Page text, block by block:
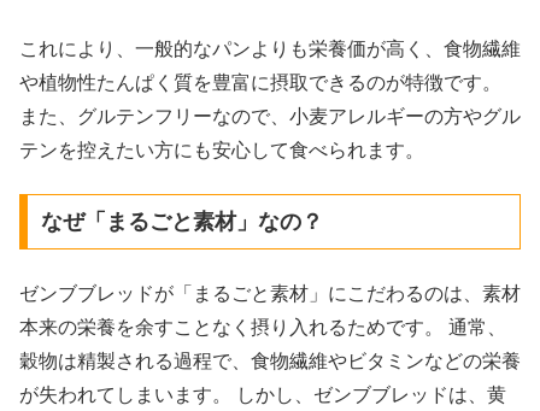
これにより、一般的なパンよりも栄養価が高く、食物繊維
や植物性たんぱく質を豊富に摂取できるのが特徴です。
また、グルテンフリーなので、小麦アレルギーの方やグル
テンを控えたい方にも安心して食べられます。
なぜ「まるごと素材」なの？
ゼンブブレッドが「まるごと素材」にこだわるのは、素材
本来の栄養を余すことなく摂り入れるためです。 通常、
穀物は精製される過程で、食物繊維やビタミンなどの栄養
が失われてしまいます。 しかし、ゼンブブレッドは、黄